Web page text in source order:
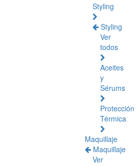
Styling
Styling
Ver
todos
Aceites
y
Sérums
Protección
Térmica
Maquillaje
Maquillaje
Ver